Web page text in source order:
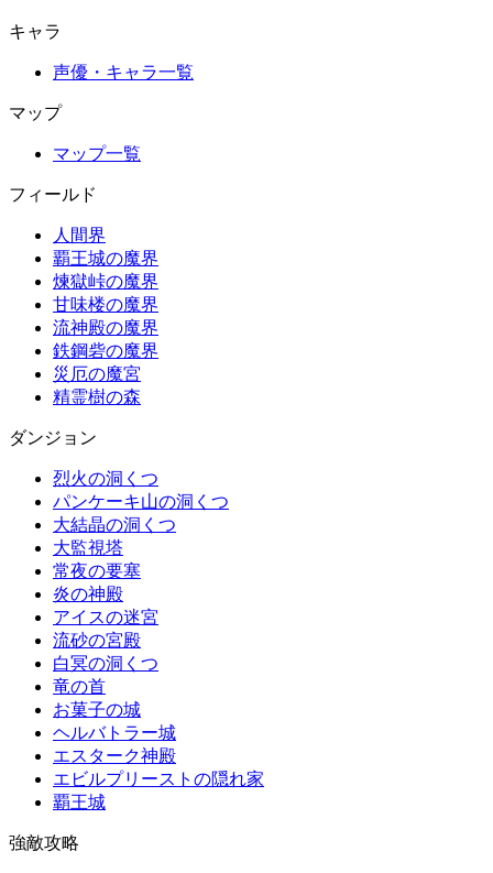
キャラ
声優・キャラ一覧
マップ
マップ一覧
フィールド
人間界
覇王城の魔界
煉獄峠の魔界
甘味楼の魔界
流神殿の魔界
鉄鋼砦の魔界
災厄の魔宮
精霊樹の森
ダンジョン
烈火の洞くつ
パンケーキ山の洞くつ
大結晶の洞くつ
大監視塔
常夜の要塞
炎の神殿
アイスの迷宮
流砂の宮殿
白冥の洞くつ
竜の首
お菓子の城
ヘルバトラー城
エスターク神殿
エビルプリーストの隠れ家
覇王城
強敵攻略